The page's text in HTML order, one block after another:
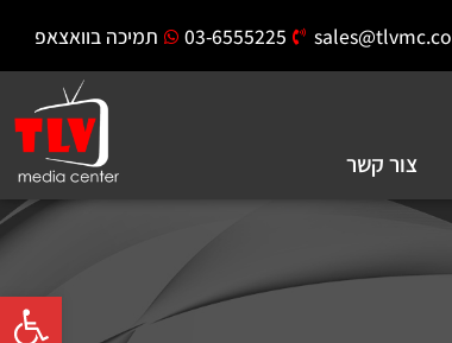
פתח
sales@tlvmc.co
03-6555225 תמיכה בוואצאפ
צור קשר